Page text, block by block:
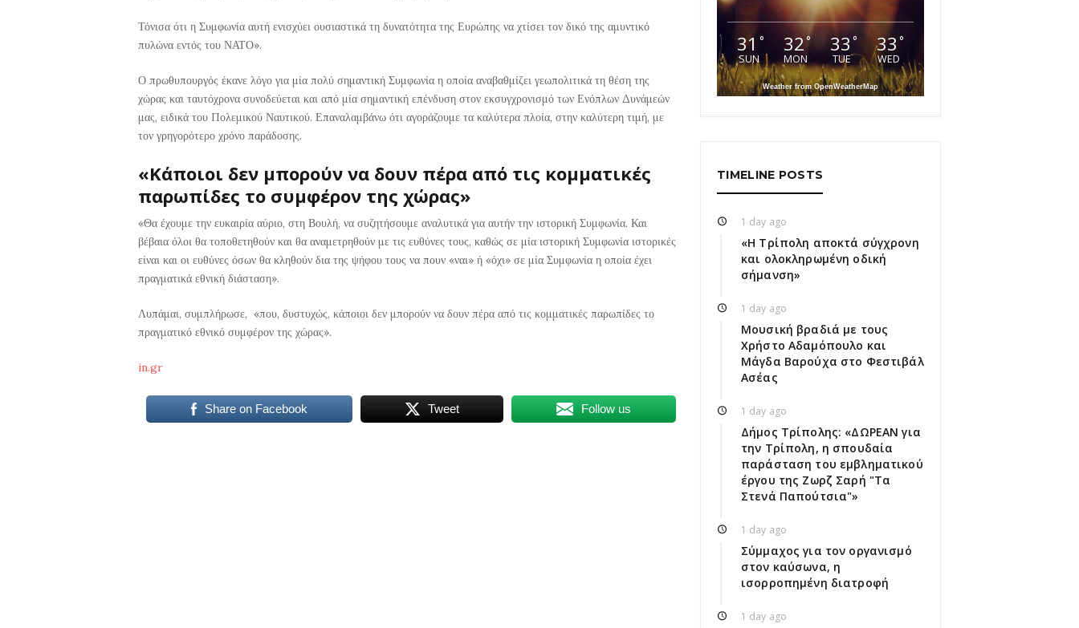
Τόνισα ότι η Συμφωνία αυτή ενισχύει ουσιαστικά τη δυνατότητα της Ευρώπης να χτίσει τον δικό της αμυντικό
πυλώνα εντός του ΝΑΤΟ».
Ο πρωθυπουργός έκανε λόγο για μία πολύ σημαντική Συμφωνία η οποία αναβαθμίζει γεωπολιτικά τη θέση της
χώρας και ταυτόχρονα συνοδεύεται και από μία σημαντική επένδυση στον εκσυγχρονισμό των Ενόπλων Δυνάμεών
μας, ειδικά του Πολεμικού Ναυτικού. Επαναλαμβάνω ότι αγοράζουμε τα καλύτερα πλοία, στην καλύτερη τιμή, με
τον γρηγορότερο χρόνο παράδοσης.
«Κάποιοι δεν μπορούν να δουν πέρα από τις κομματικές
παρωπίδες το συμφέρον της χώρας»
«Θα έχουμε την ευκαιρία αύριο, στη Βουλή, να συζητήσουμε αναλυτικά για αυτήν την ιστορική Συμφωνία. Και
βέβαια όλοι θα τοποθετηθούν και θα αναμετρηθούν με τις ευθύνες τους, καθώς σε μία ιστορική Συμφωνία ιστορικές
είναι και οι ευθύνες όσων θα κληθούν δια της ψήφου τους να πουν «ναι» ή «όχι» σε μία Συμφωνία η οποία έχει
πραγματικά εθνική διάσταση».
Λυπάμαι, συμπλήρωσε, «που, δυστυχώς, κάποιοι δεν μπορούν να δουν πέρα από τις κομματικές παρωπίδες το
πραγματικό εθνικό συμφέρον της χώρας».
in.gr
Share on Facebook Tweet Follow us
31 °
SUN
32°
MON
33°
TUE
33 °
WED
Weather from OpenWeatherMap
TIMELINE POSTS
1 day ago
«Η Τρίπολη αποκτά σύγχρονη
και ολοκληρωμένη οδική
σήμανση»
1 day ago
Μουσική βραδιά με τους
Χρήστο Αδαμόπουλο και
Μάγδα Βαρούχα στο Φεστιβάλ
Ασέας
1 day ago
Δήμος Τρίπολης: «ΔΩΡΕΑΝ για
την Τρίπολη, η σπουδαία
παράσταση του εμβληματικού
έργου της Ζωρζ Σαρή "Τα
Στενά Παπούτσια"»
1 day ago
Σύμμαχος για τον οργανισμό
στον καύσωνα, η
ισορροπημένη διατροφή
1 day ago